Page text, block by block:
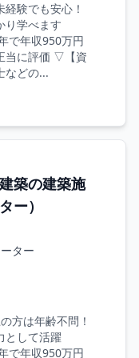
験でも安心！
り学べます
で年収950万円
当に評価 ▽【資
などの...
築の建築施
ー）
ター
方は年齢不問！
として活躍
で年収950万円